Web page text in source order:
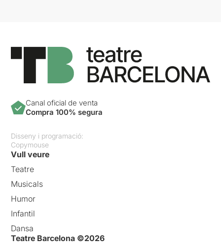
Canal oficial de venta
Compra 100% segura
Disseny i programació:
Copymouse
Vull veure
Teatre
Musicals
Humor
Infantil
Dansa
Teatre Barcelona ©2026